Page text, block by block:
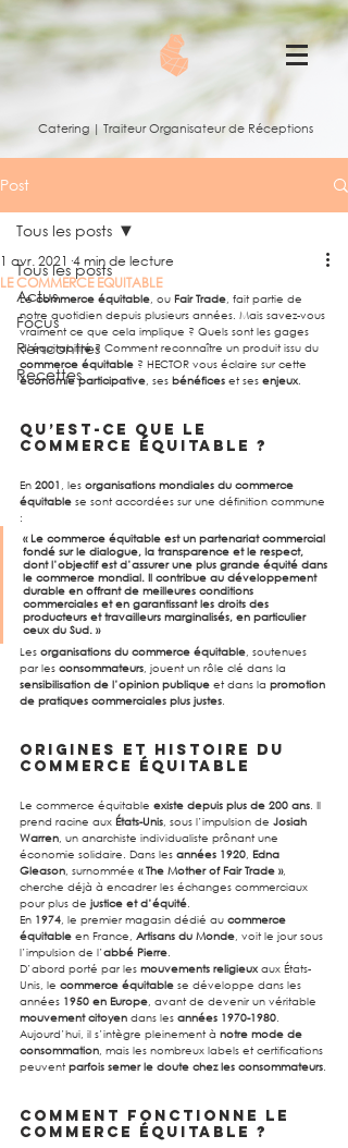
Catering | Traiteur Organisateur de Réceptions
Post
Tous les posts
Actus
Focus
Rencontres
Recettes
Tous les posts
LE COMMERCE EQUITABLE
1 avr. 2021 4 min de lecture
Le commerce équitable, ou Fair Trade, fait partie de
notre quotidien depuis plusieurs années. Mais savez-vous
vraiment ce que cela implique ? Quels sont les gages
d’équitabilité ? Comment reconnaître un produit issu du
commerce équitable ? HECTOR vous éclaire sur cette
économie participative, ses bénéfices et ses enjeux.
Qu’est-ce que le
commerce équitable ?
En 2001, les organisations mondiales du commerce
équitable se sont accordées sur une définition commune
:
« Le commerce équitable est un partenariat commercial
fondé sur le dialogue, la transparence et le respect,
dont l’objectif est d’assurer une plus grande équité dans
le commerce mondial. Il contribue au développement
durable en offrant de meilleures conditions
commerciales et en garantissant les droits des
producteurs et travailleurs marginalisés, en particulier
ceux du Sud. »
Les organisations du commerce équitable, soutenues
par les consommateurs, jouent un rôle clé dans la
sensibilisation de l’opinion publique et dans la promotion
de pratiques commerciales plus justes.
Origines et histoire du
commerce équitable
Le commerce équitable existe depuis plus de 200 ans. Il
prend racine aux États-Unis, sous l’impulsion de Josiah
Warren, un anarchiste individualiste prônant une
économie solidaire. Dans les années 1920, Edna
Gleason, surnommée « The Mother of Fair Trade »,
cherche déjà à encadrer les échanges commerciaux
pour plus de justice et d’équité.
En 1974, le premier magasin dédié au commerce
équitable en France, Artisans du Monde, voit le jour sous
l’impulsion de l’abbé Pierre.
D’abord porté par les mouvements religieux aux États-
Unis, le commerce équitable se développe dans les
années 1950 en Europe, avant de devenir un véritable
mouvement citoyen dans les années 1970-1980.
Aujourd’hui, il s’intègre pleinement à notre mode de
consommation, mais les nombreux labels et certifications
peuvent parfois semer le doute chez les consommateurs.
Comment fonctionne le
commerce équitable ?